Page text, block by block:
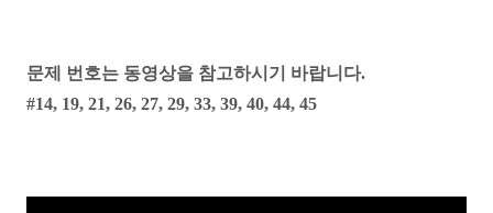
문제 번호는 동영상을 참고하시기 바랍니다.
#14, 19, 21, 26, 27, 29, 33, 39, 40, 44, 45